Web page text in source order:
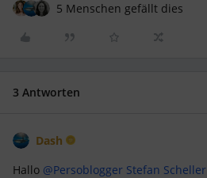
5 Menschen gefällt dies
3 Antworten
Dash
Hallo @Persoblogger Stefan Scheller